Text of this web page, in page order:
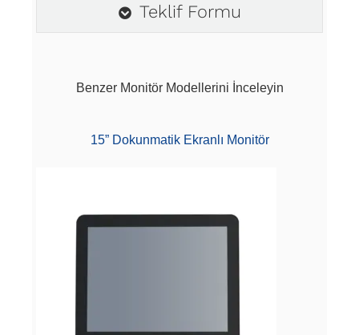
Teklif Formu
Benzer Monitör Modellerini İnceleyin
15” Dokunmatik Ekranlı Monitör